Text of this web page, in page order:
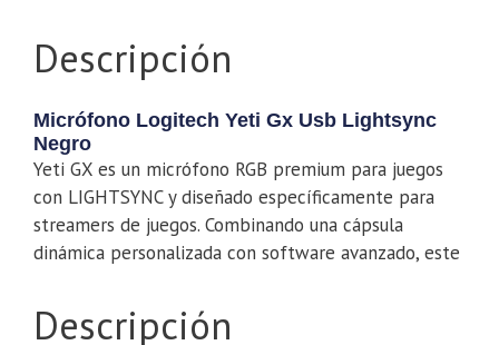
Descripción
Micrófono Logitech Yeti Gx Usb Lightsync
Negro
Yeti GX es un micrófono RGB premium para juegos
con LIGHTSYNC y diseñado específicamente para
streamers de juegos. Combinando una cápsula
dinámica personalizada con software avanzado, este
Descripción